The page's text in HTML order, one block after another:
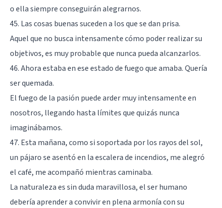
o ella siempre conseguirán alegrarnos.
45. Las cosas buenas suceden a los que se dan prisa.
Aquel que no busca intensamente cómo poder realizar su
objetivos, es muy probable que nunca pueda alcanzarlos.
46. Ahora estaba en ese estado de fuego que amaba. Quería
ser quemada.
El fuego de la pasión puede arder muy intensamente en
nosotros, llegando hasta límites que quizás nunca
imaginábamos.
47. Esta mañana, como si soportada por los rayos del sol,
un pájaro se asentó en la escalera de incendios, me alegró
el café, me acompañó mientras caminaba.
La naturaleza es sin duda maravillosa, el ser humano
debería aprender a convivir en plena armonía con su